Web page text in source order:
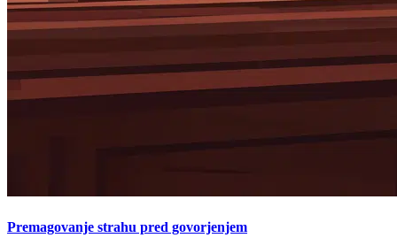
Premagovanje strahu pred govorjenjem